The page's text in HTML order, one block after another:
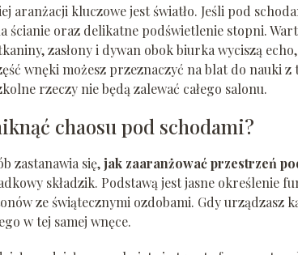
aranżacji kluczowe jest światło. Jeśli pod
ścianie oraz delikatne podświetlenie stopni.
zasłony i dywan obok biurka wyciszą
wnęki możesz przeznaczyć na blat do nauki
rzeczy nie będą zalewać całego salonu.
chaosu pod schodami?
zastanawia się,jak zaaranżować przestrzeń
składzik. Podstawą jest jasne określenie
ze świątecznymi ozdobami. Gdy urządzasz
w tej samej wnęce.